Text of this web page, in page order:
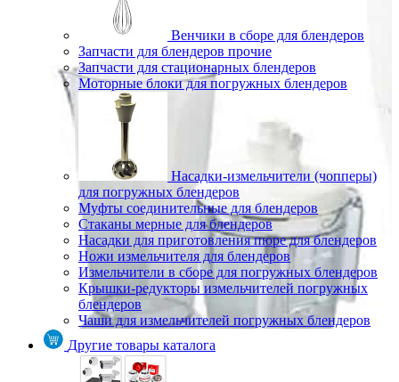
Венчики в сборе для блендеров
Запчасти для блендеров прочие
Запчасти для стационарных блендеров
Моторные блоки для погружных блендеров
Насадки-измельчители (чопперы)
для погружных блендеров
Муфты соединительные для блендеров
Стаканы мерные для блендеров
Насадки для приготовления пюре для блендеров
Ножи измельчителя для блендеров
Измельчители в сборе для погружных блендеров
Крышки-редукторы измельчителей погружных
блендеров
Чаши для измельчителей погружных блендеров
Другие товары каталога